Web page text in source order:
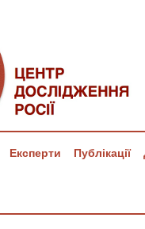
Експерти Публікації